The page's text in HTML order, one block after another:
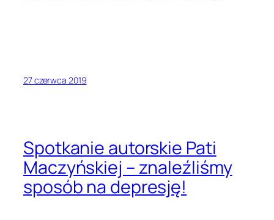
27 czerwca 2019
Spotkanie autorskie Pati
Maczyńskiej – znaleźliśmy
sposób na depresję!